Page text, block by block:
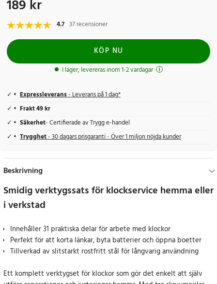
189 kr
4.7 37 recensioner
KÖP NU
I lager, levereras inom 1-2 vardagar
Expressleverans- Leverans på 1 dag*
Frakt 49 kr
Säkerhet- Certifierade av Trygg e-handel
Trygghet- 30 dagars prisgaranti - Över 1 miljon nöjda kunder
Beskrivning
Smidig verktygssats för klockservice hemma eller
i verkstad
Innehåller 31 praktiska delar för arbete med klockor
Perfekt för att korta länkar, byta batterier och öppna boetter
Tillverkad av slitstarkt rostfritt stål för långvarig användning
Ett komplett verktygset för klockor som gör det enkelt att själv